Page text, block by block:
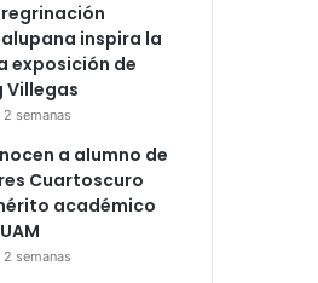
inspira la
exposición de
Villegas
2 semanas
a alumno de
Cuartoscuro
académico
2 semanas